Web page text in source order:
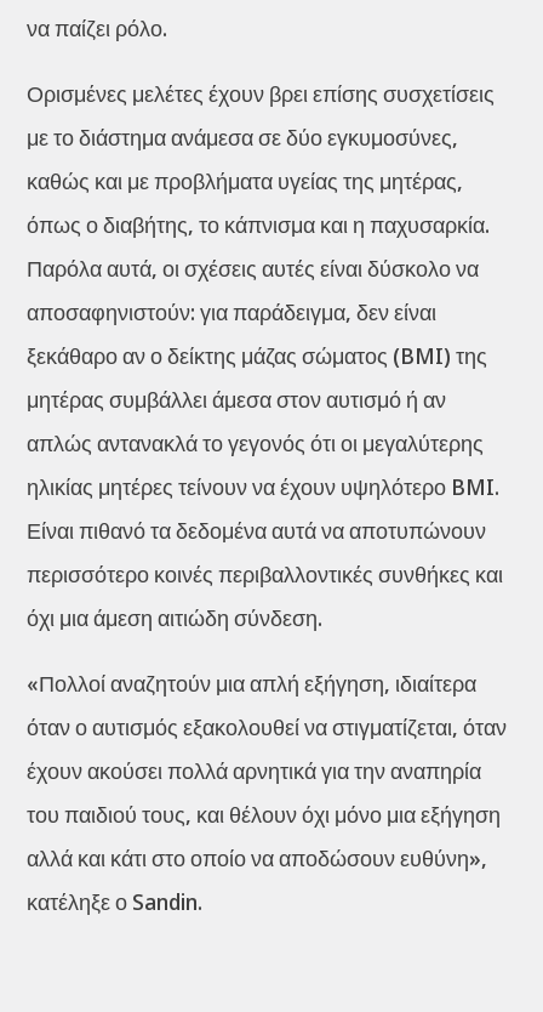
να παίζει ρόλο.
Ορισμένες μελέτες έχουν βρει επίσης συσχετίσεις
με το διάστημα ανάμεσα σε δύο εγκυμοσύνες,
καθώς και με προβλήματα υγείας της μητέρας,
όπως ο διαβήτης, το κάπνισμα και η παχυσαρκία.
Παρόλα αυτά, οι σχέσεις αυτές είναι δύσκολο να
αποσαφηνιστούν: για παράδειγμα, δεν είναι
ξεκάθαρο αν ο δείκτης μάζας σώματος (BMI) της
μητέρας συμβάλλει άμεσα στον αυτισμό ή αν
απλώς αντανακλά το γεγονός ότι οι μεγαλύτερης
ηλικίας μητέρες τείνουν να έχουν υψηλότερο BMI.
Είναι πιθανό τα δεδομένα αυτά να αποτυπώνουν
περισσότερο κοινές περιβαλλοντικές συνθήκες και
όχι μια άμεση αιτιώδη σύνδεση.
«Πολλοί αναζητούν μια απλή εξήγηση, ιδιαίτερα
όταν ο αυτισμός εξακολουθεί να στιγματίζεται, όταν
έχουν ακούσει πολλά αρνητικά για την αναπηρία
του παιδιού τους, και θέλουν όχι μόνο μια εξήγηση
αλλά και κάτι στο οποίο να αποδώσουν ευθύνη»,
κατέληξε ο Sandin.